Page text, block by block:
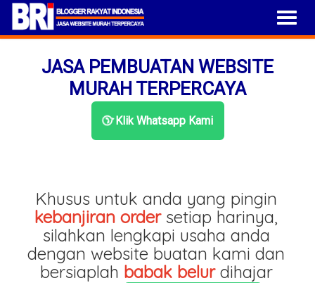
JASA PEMBUATAN WEBSITE
MURAH TERPERCAYA
Klik Whatsapp Kami
Khusus untuk anda yang pingin
kebanjiran ordersetiap harinya,
silahkan lengkapi usaha anda
dengan website buatan kami dan
bersiaplah babak belurdihajar